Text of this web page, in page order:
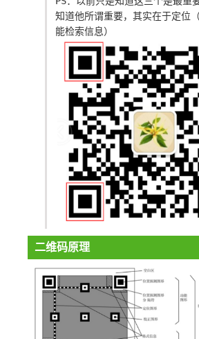
知道他所谓重要，其实在于定位
能检索信息）
二维码原理